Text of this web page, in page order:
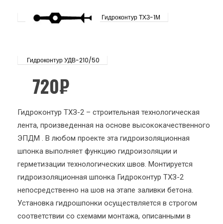
Гидроконтур ТХЗ-1М
Гидроконтур УДВ-210/50
720₽
Гидроконтур ТХЗ-2 – строительная технологическая
лента, произведенная на основе высококачественного
ЭПДМ . В любом проекте эта гидроизоляционная
шпонка выполняет функцию гидроизоляции и
герметизации технологических швов. Монтируется
гидроизоляционная шпонка Гидроконтур ТХЗ-2
непосредственно на шов на этапе заливки бетона.
Установка гидрошпонки осуществляется в строгом
соответствии со схемами монтажа, описанными в